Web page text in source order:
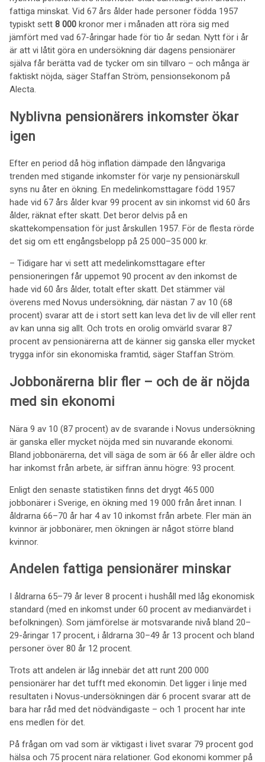
fattiga minskat. Vid 67 års ålder hade personer födda 1957
typiskt sett 8 000 kronor mer i månaden att röra sig med
jämfört med vad 67-åringar hade för tio år sedan. Nytt för i år
är att vi låtit göra en undersökning där dagens pensionärer
själva får berätta vad de tycker om sin tillvaro – och många är
faktiskt nöjda, säger Staffan Ström, pensionsekonom på
Alecta.
Nyblivna pensionärers inkomster ökar
igen
Efter en period då hög inflation dämpade den långvariga
trenden med stigande inkomster för varje ny pensionärskull
syns nu åter en ökning. En medelinkomsttagare född 1957
hade vid 67 års ålder kvar 99 procent av sin inkomst vid 60 års
ålder, räknat efter skatt. Det beror delvis på en
skattekompensation för just årskullen 1957. För de flesta rörde
det sig om ett engångsbelopp på 25 000–35 000 kr.
– Tidigare har vi sett att medelinkomsttagare efter
pensioneringen får uppemot 90 procent av den inkomst de
hade vid 60 års ålder, totalt efter skatt. Det stämmer väl
överens med Novus undersökning, där nästan 7 av 10 (68
procent) svarar att de i stort sett kan leva det liv de vill eller rent
av kan unna sig allt. Och trots en orolig omvärld svarar 87
procent av pensionärerna att de känner sig ganska eller mycket
trygga inför sin ekonomiska framtid, säger Staffan Ström.
Jobbonärerna blir fler – och de är nöjda
med sin ekonomi
Nära 9 av 10 (87 procent) av de svarande i Novus undersökning
är ganska eller mycket nöjda med sin nuvarande ekonomi.
Bland jobbonärerna, det vill säga de som är 66 år eller äldre och
har inkomst från arbete, är siffran ännu högre: 93 procent.
Enligt den senaste statistiken finns det drygt 465 000
jobbonärer i Sverige, en ökning med 19 000 från året innan. I
åldrarna 66–70 år har 4 av 10 inkomst från arbete. Fler män än
kvinnor är jobbonärer, men ökningen är något större bland
kvinnor.
Andelen fattiga pensionärer minskar
I åldrarna 65–79 år lever 8 procent i hushåll med låg ekonomisk
standard (med en inkomst under 60 procent av medianvärdet i
befolkningen). Som jämförelse är motsvarande nivå bland 20–
29-åringar 17 procent, i åldrarna 30–49 år 13 procent och bland
personer över 80 år 12 procent.
Trots att andelen är låg innebär det att runt 200 000
pensionärer har det tufft med ekonomin. Det ligger i linje med
resultaten i Novus-undersökningen där 6 procent svarar att de
bara har råd med det nödvändigaste – och 1 procent har inte
ens medlen för det.
På frågan om vad som är viktigast i livet svarar 79 procent god
hälsa och 75 procent nära relationer. God ekonomi kommer på